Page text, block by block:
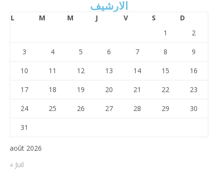
الارشيف
août 2026
L M M J V S
D
1
2
3 4 5 6 7 8 9
10 11 12 13 14 15 16
17 18 19 20 21 22 23
24 25 26 27 28 29 30
31
« Juil